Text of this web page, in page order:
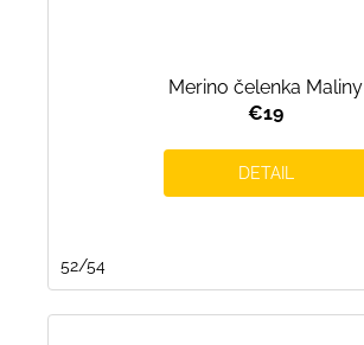
Merino čelenka Maliny
€19
DETAIL
52/54